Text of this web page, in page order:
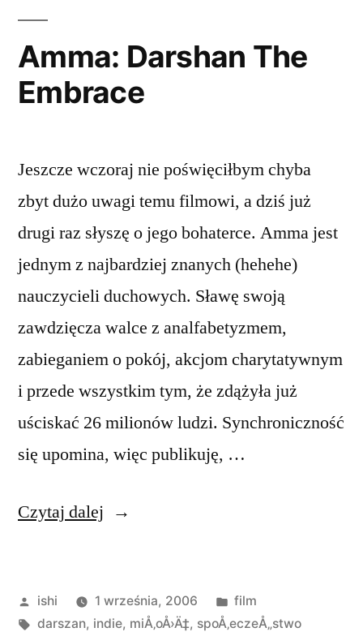
Amma: Darshan The
Embrace
Jeszcze wczoraj nie poświęciłbym chyba
zbyt dużo uwagi temu filmowi, a dziś już
drugi raz słyszę o jego bohaterce. Amma jest
jednym z najbardziej znanych (hehehe)
nauczycieli duchowych. Sławę swoją
zawdzięcza walce z analfabetyzmem,
zabieganiem o pokój, akcjom charytatywnym
i przede wszystkim tym, że zdążyła już
uściskać 26 milionów ludzi. Synchroniczność
się upomina, więc publikuję, …
Czytaj dalej „Amma:
Embrace”
Opublikowane
przez
ishi 1 września, 2006
Opublikowano
w
film
Tagi:
darszan, indie, miÅ‚oÅ›Ä‡, spoÅ‚eczeÅ„stwo